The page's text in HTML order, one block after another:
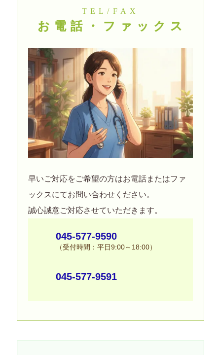
TEL/FAX
お電話・ファック ス
早いご対応をご希望の方はお電話またはファ
ックスにてお問い合わせください。
誠心誠意ご対応させていただきます。
045-577-9590
（受付時間：平日9:00～18:00）
045-577-9591